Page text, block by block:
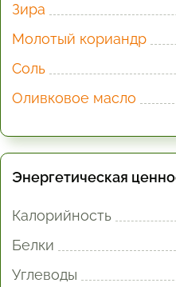
Зира
Молотый кориандр
Соль
Оливковое масло
Энергетическая
Калорийность
Белки
Углеводы